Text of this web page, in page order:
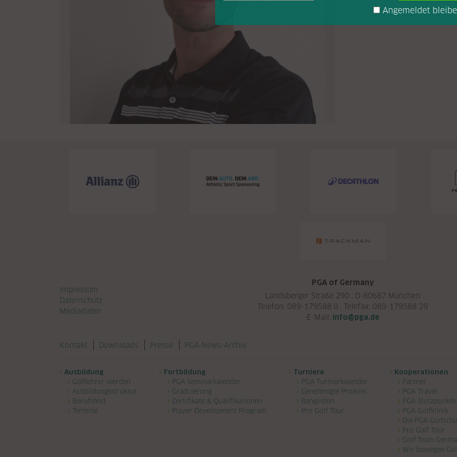
Angemeldet
Navigation überspringen
Impressum
Datenschutz
Mediadaten
PGA of Germany
Landsberger Straße 290 . D-80687 München
Telefon: 089-179588 0 . Telefax: 089-179588 29
E-Mail: info@pga.de
Navigation überspringen
Kontakt Downloads Presse PGA News-Archiv
Navigation überspringen
Ausbildung
Golflehrer werden
Ausbildungsstruktur
Berufsfeld
Termine
Fortbildung
PGA Seminarkalender
Graduierung
Zertifikate & Qualifikationen
Player Development Program
Turniere
PGA Turnierkalender
Genehmigte ProAms
Ranglisten
Pro Golf Tour
Kooperationen
Partner
PGA Travel
PGA Stützpunkte
PGA Golfklinik
Die PGA
Pro Golf Tour
Golf Team
Wir bewegen